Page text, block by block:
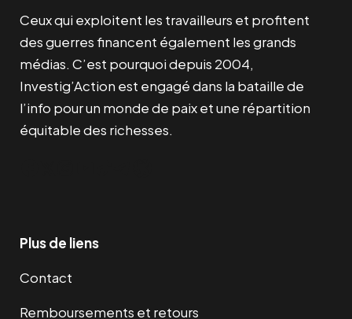
Ceux qui exploitent les travailleurs et profitent
des guerres financent également les grands
médias. C’est pourquoi depuis 2004,
Investig’Action est engagé dans la bataille de
l’info pour un monde de paix et une répartition
équitable des richesses.
Plus de liens
Contact
Remboursements et retours